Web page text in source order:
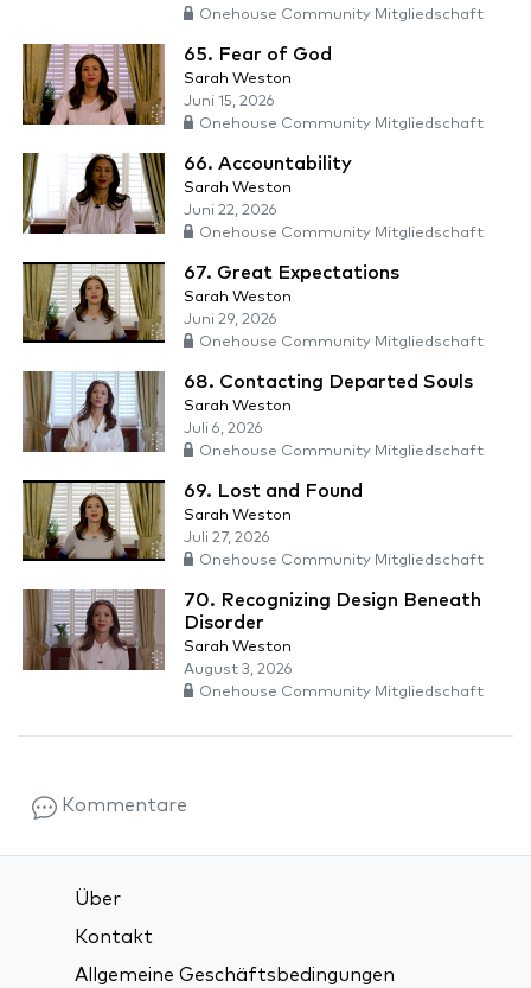
Onehouse Community Mitgliedschaft
65. Fear of God
Sarah Weston
Juni 15, 2026
Onehouse Community Mitgliedschaft
66. Accountability
Sarah Weston
Juni 22, 2026
Onehouse Community Mitgliedschaft
67. Great Expectations
Sarah Weston
Juni 29, 2026
Onehouse Community Mitgliedschaft
68. Contacting Departed Souls
Sarah Weston
Juli 6, 2026
Onehouse Community Mitgliedschaft
69. Lost and Found
Sarah Weston
Juli 27, 2026
Onehouse Community Mitgliedschaft
70. Recognizing Design Beneath
Disorder
Sarah Weston
August 3, 2026
Onehouse Community Mitgliedschaft
Kommentare
Über
Kontakt
Allgemeine Geschäftsbedingungen